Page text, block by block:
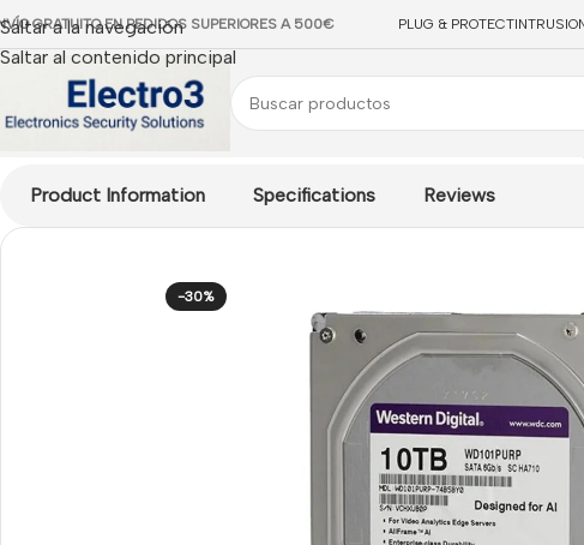
Saltar a la navegación
Saltar al contenido principal
GRATUITO EN PEDIDOS SUPERIORES A 500€ PLUG & PROTECT
Product Information Specifications Reviews
-30%